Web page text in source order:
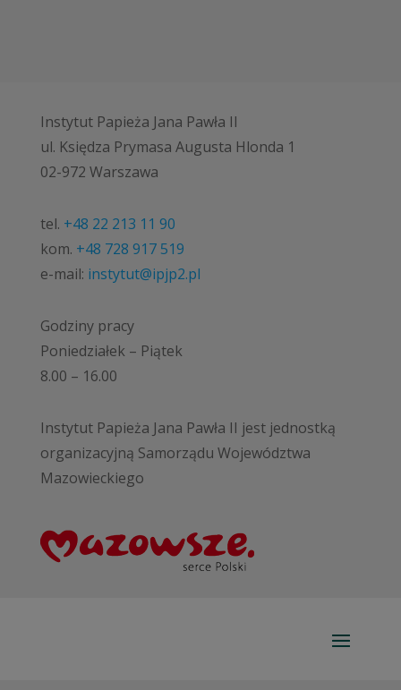
Instytut Papieża Jana Pawła II
ul. Księdza Prymasa Augusta Hlonda 1
02-972 Warszawa
tel. +48 22 213 11 90
kom. +48 728 917 519
e-mail: instytut@ipjp2.pl
Godziny pracy
Poniedziałek – Piątek
8.00 – 16.00
Instytut Papieża Jana Pawła II jest jednostką
organizacyjną Samorządu Województwa
Mazowieckiego